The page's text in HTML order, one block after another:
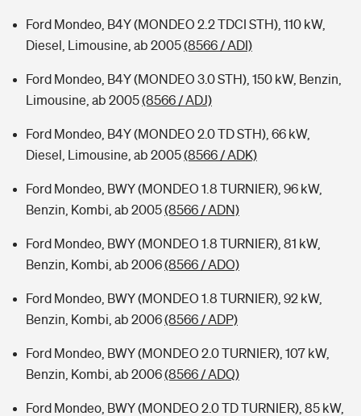
Ford Mondeo, B4Y (MONDEO 2.2 TDCI STH), 110 kW,
Diesel, Limousine, ab 2005(8566 / ADI)
Ford Mondeo, B4Y (MONDEO 3.0 STH), 150 kW, Benzin,
Limousine, ab 2005(8566 / ADJ)
Ford Mondeo, B4Y (MONDEO 2.0 TD STH), 66 kW,
Diesel, Limousine, ab 2005(8566 / ADK)
Ford Mondeo, BWY (MONDEO 1.8 TURNIER), 96 kW,
Benzin, Kombi, ab 2005(8566 / ADN)
Ford Mondeo, BWY (MONDEO 1.8 TURNIER), 81 kW,
Benzin, Kombi, ab 2006(8566 / ADO)
Ford Mondeo, BWY (MONDEO 1.8 TURNIER), 92 kW,
Benzin, Kombi, ab 2006(8566 / ADP)
Ford Mondeo, BWY (MONDEO 2.0 TURNIER), 107 kW,
Benzin, Kombi, ab 2006(8566 / ADQ)
Ford Mondeo, BWY (MONDEO 2.0 TD TURNIER), 85 kW,